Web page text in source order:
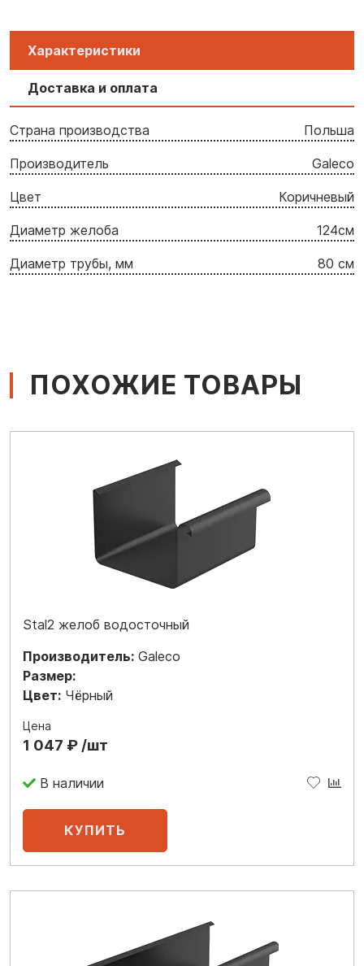
Характеристики
Доставка и оплата
Страна производства Польша
Производитель Galeco
Цвет Коричневый
Диаметр желоба 124cм
Диаметр трубы, мм 80 см
ПОХОЖИЕ ТОВАРЫ
Stal2 желоб водосточный
Производитель: Galeco
Размер:
Цвет: Чёрный
Цена
1 047 ₽ /шт
В наличии